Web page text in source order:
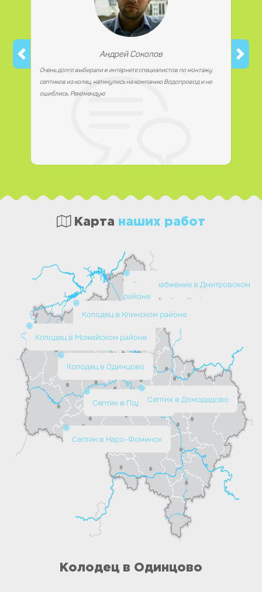
Андрей Соколов
Очень долго выбирали в интернете специалистов по монтажу
септиков из колец, наткнулись на компанию Водопровод и не
ошиблись. Рекомендую
Карта наших работ
Колодец в Одинцово
Септик в Подольске
Септик в Наро-Фоминск
Колодец в Клинском районе
Колодец в Можайском районе
Водоснабжение в Дмитровском
районе
Септик в Домодедово
Колодец в Одинцово